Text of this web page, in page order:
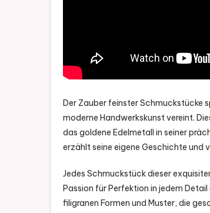
Der Zauber feinster Schmuckstücke
moderne Handwerkskunst vereint.
das goldene Edelmetall in seiner
erzählt seine eigene Geschichte und
Jedes Schmuckstück dieser
Passion für Perfektion in jedem
filigranen Formen und Muster, die